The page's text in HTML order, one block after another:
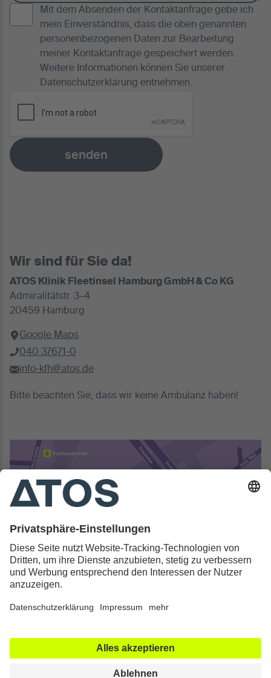
Mit dem Absenden der Kontaktanfrage gebe ich
mein Einverständnis, dass die oben genannten
personenbezogenen Daten zur Bearbeitung
meiner Kontaktanfrage gespeichert werden.
Weitere Informationen können Sie unserer
Datenschutzerklärung entnehmen.
senden
Wir sind für Sie da!
ATOS Klinik Fleetinsel Hamburg GmbH & Co KG
Admiralitätstr. 3–4
20459 Hamburg
Google Maps
040 37671-0
info-kfh@atos.de
Bitte beachten Sie, dass wir keine Ambulanz haben!